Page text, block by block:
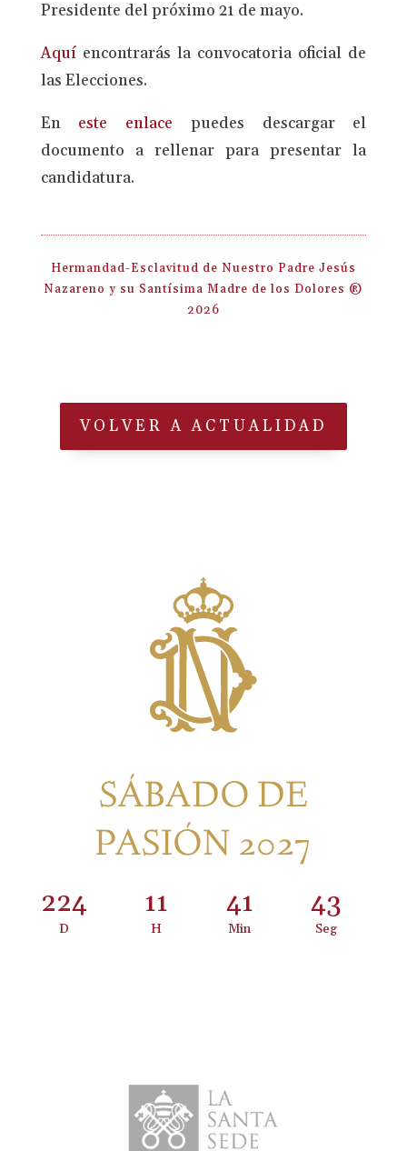
Presidente del próximo 21 de mayo.
Aquíencontrarás la convocatoria oficial de
las Elecciones.
En este enlace puedes descargar el
documento a rellenar para presentar la
candidatura.
Hermandad-Esclavitud de Nuestro Padre Jesús
Nazareno y su Santísima Madre de los Dolores ®
2026
VOLVER A ACTUALIDAD
SÁBADO DE
PASIÓN 2027
224
D
11
H
41
Min
43
Seg